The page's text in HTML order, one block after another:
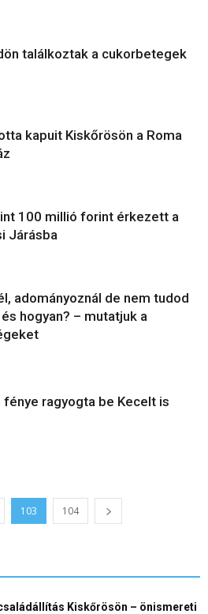
találkoztak a cukorbetegek
kapuit Kiskőrösön a Roma
100 millió forint érkezett a
Járásba
adományoznál de nem tudod
hogyan? – mutatjuk a
fénye ragyogta be Kecelt is
103 104
Kiskőrösön – önismereti